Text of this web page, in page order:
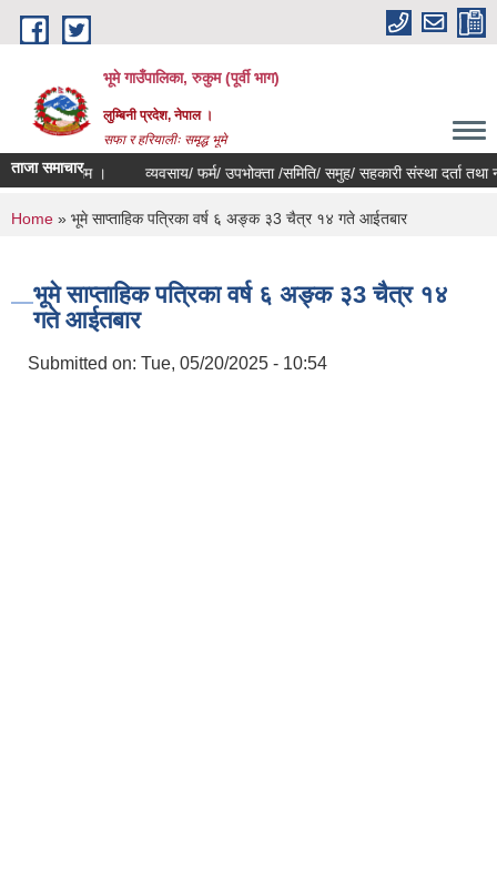
Skip to main content
भूमे गाउँपालिका, रुकुम (पूर्वी भाग)
लुम्बिनी प्रदेश, नेपाल ।
सफा र हरियालीः समृद्ध भूमे
ताजा समाचार
सम्बन्धम । व्यवसाय/ फर्म/ उपभोक्ता /समिति/ समुह/ सहकारी संस्था दर्ता तथा
You are here
Home » भूमे साप्ताहिक पत्रिका वर्ष ६ अङ्क ३3 चैत्र १४ गते आईतबार
भूमे साप्ताहिक पत्रिका वर्ष ६ अङ्क ३3 चैत्र १४
गते आईतबार
Submitted on: Tue, 05/20/2025 - 10:54